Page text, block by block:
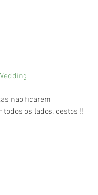
não ficarem
todos os lados, cestos !!